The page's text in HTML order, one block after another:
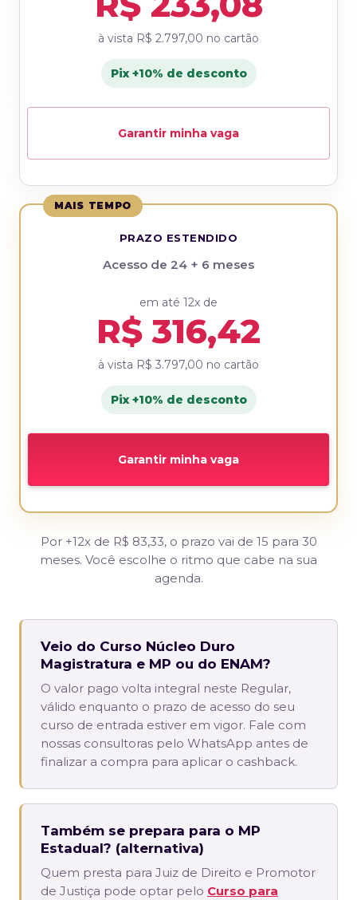
à vista R$ 2.797,00 no cartão
Pix +10% de desconto
Garantir minha vaga
MAIS TEMPO
PRAZO ESTENDIDO
Acesso de 24 + 6 meses
em até 12x de
R$ 316,42
à vista R$ 3.797,00 no cartão
Pix +10% de desconto
Garantir minha vaga
Por +12x de R$ 83,33, o prazo vai de 15 para 30
meses. Você escolhe o ritmo que cabe na sua
agenda.
Veio do Curso Núcleo Duro
Magistratura e MP ou do ENAM?
O valor pago volta integral neste Regular,
válido enquanto o prazo de acesso do seu
curso de entrada estiver em vigor. Fale com
nossas consultoras pelo WhatsApp antes de
finalizar a compra para aplicar o cashback.
Também se prepara para o MP
Estadual? (alternativa)
Quem presta para Juiz de Direito e Promotor
de Justiça pode optar pelo Curso para